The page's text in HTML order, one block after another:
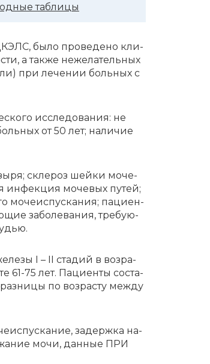
таблицы
бы­ло про­ве­де­но кли­
а так­же не­же­ла­тель­ных
при ле­че­нии боль­ных с
исследования: не
от 50 лет; наличие
скле­роз шейки мо­че­
ин­фек­ция мо­че­вых пу­тей;
мо­че­ис­пус­ка­ния; па­ци­ен­
за­бо­ле­ва­ния, тре­бу­ю­
I – II ста­дий в воз­ра­
61-75 лет. Па­ци­ен­ты со­ста­
по воз­рас­ту меж­ду
за­держ­ка на­
мо­чи, дан­ные ПРИ